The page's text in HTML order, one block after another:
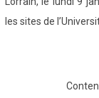
les sites de